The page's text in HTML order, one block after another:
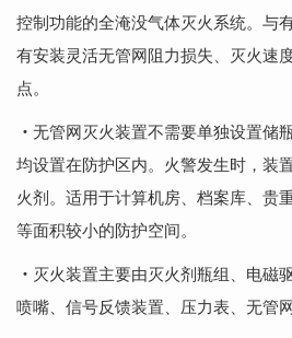
控制功能的全淹没气体灭火系统。与
有安装灵活无管网阻力损失、灭火速
点。
・ 无管网灭火装置不需要单独设置储
均设置在防护区内。火警发生时，装
火剂。适用于计算机房、档案库、贵
等面积较小的防护空间。
・ 灭火装置主要由灭火剂瓶组、电磁
喷嘴、信号反馈装置、压力表、无管